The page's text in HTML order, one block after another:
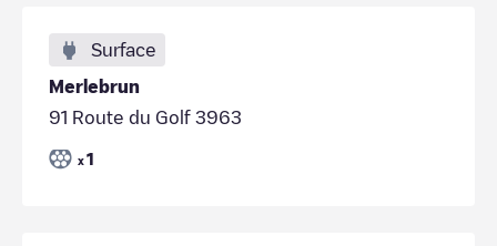
Surface
Merlebrun
91 Route du Golf 3963
x 1